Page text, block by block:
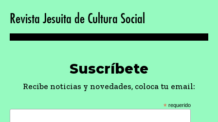
Revista Jesuita de Cultura Social
Suscríbete
Recibe noticias y novedades, coloca tu email:
* requerido